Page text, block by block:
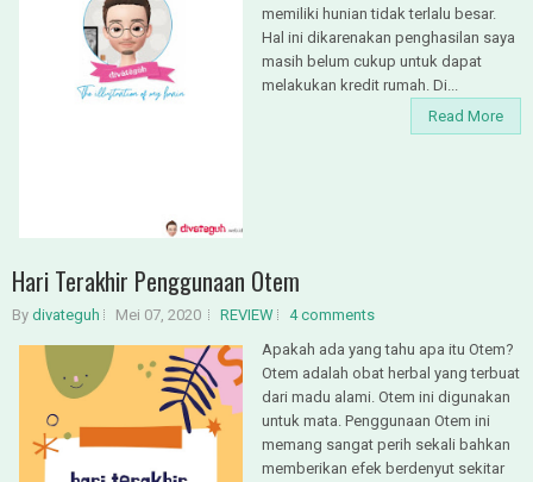
memiliki hunian tidak terlalu besar.
Hal ini dikarenakan penghasilan saya
masih belum cukup untuk dapat
melakukan kredit rumah. Di...
Read More
Hari Terakhir Penggunaan Otem
By divateguh Mei 07, 2020 REVIEW
4 comments
Apakah ada yang tahu apa itu Otem?
Otem adalah obat herbal yang terbuat
dari madu alami. Otem ini digunakan
untuk mata. Penggunaan Otem ini
memang sangat perih sekali bahkan
memberikan efek berdenyut sekitar